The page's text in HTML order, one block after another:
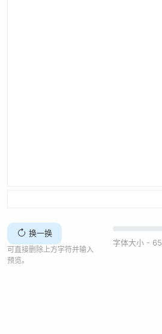
换一换
可直接删除上方字符并输入
预览。
字体大小 - 65